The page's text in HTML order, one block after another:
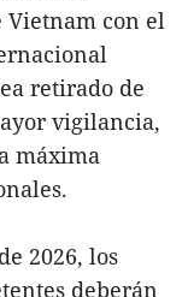
Vietnam con el
retirado de
vigilancia,
máxima
2026, los
deberán